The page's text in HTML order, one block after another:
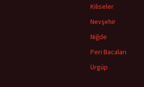
Kiliseler
Nevşehir
Niğde
Peri Bacaları
Ürgüp